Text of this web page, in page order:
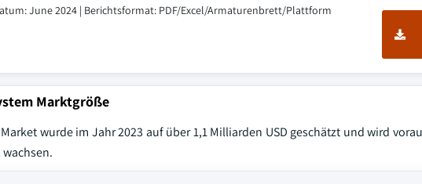
June 2024 | Berichtsformat: PDF/Excel/Armaturenbrett/Plattform
Marktgröße
wurde im Jahr 2023 auf über 1,1 Milliarden USD geschätzt und wird